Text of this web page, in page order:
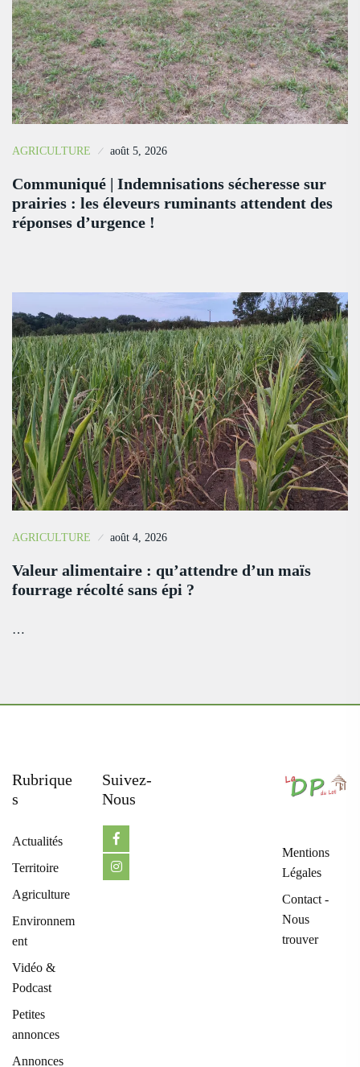
AGRICULTURE août 5, 2026
Communiqué | Indemnisations sécheresse sur
prairies : les éleveurs ruminants attendent des
réponses d’urgence !
AGRICULTURE août 4, 2026
Valeur alimentaire : qu’attendre d’un maïs
fourrage récolté sans épi ?
…
Rubrique
S
Actualités
Territoire
Agriculture
Environnem
ent
Vidéo &
Podcast
Petites
annonces
Annonces
Suivez-
Nous
Mentions
Légales
Contact -
Nous
trouver